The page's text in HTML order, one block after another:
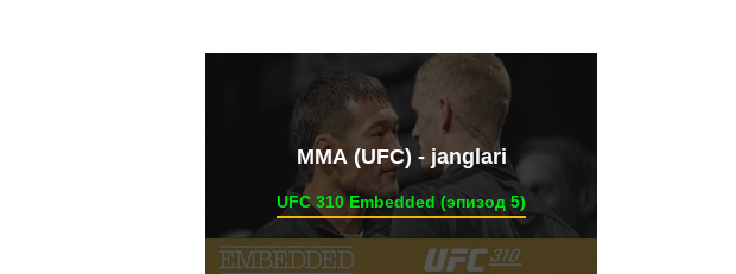
ММА (UFC) - janglari
UFC 310 Embedded (эпизод 5)